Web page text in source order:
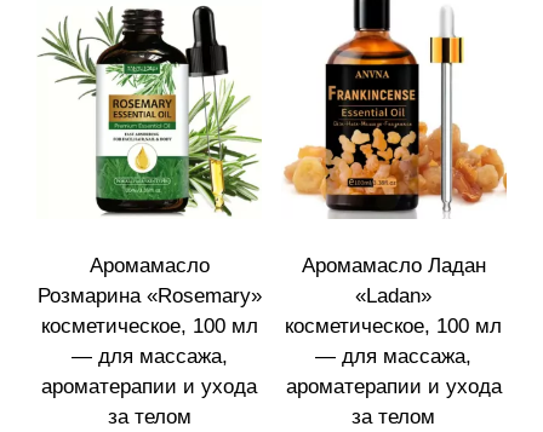
Аромамасло
Розмарина «Rosemary»
косметическое, 100 мл
— для массажа,
ароматерапии и ухода
за телом
Аромамасло Ладан
«Ladan»
косметическое, 100 мл
— для массажа,
ароматерапии и ухода
за телом